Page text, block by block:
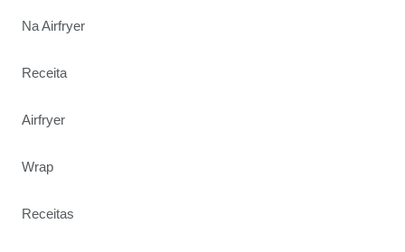
Na Airfryer
Receita
Airfryer
Wrap
Receitas